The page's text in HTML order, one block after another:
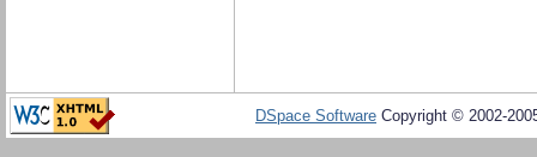
DSpace Software Copyright © 2002-